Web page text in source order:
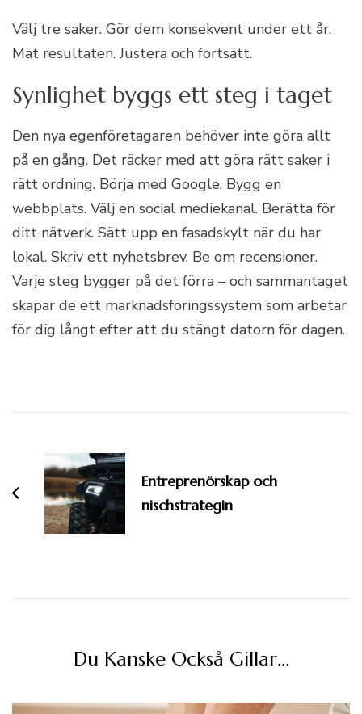
Välj tre saker. Gör dem konsekvent under ett år.
Mät resultaten. Justera och fortsätt.
Synlighet byggs ett steg i taget
Den nya egenföretagaren behöver inte göra allt
på en gång. Det räcker med att göra rätt saker i
rätt ordning. Börja med Google. Bygg en
webbplats. Välj en social mediekanal. Berätta för
ditt nätverk. Sätt upp en fasadskylt när du har
lokal. Skriv ett nyhetsbrev. Be om recensioner.
Varje steg bygger på det förra – och sammantaget
skapar de ett marknadsföringssystem som arbetar
för dig långt efter att du stängt datorn för dagen.
Entreprenörskap och
nischstrategin
Du Kanske Också Gillar…